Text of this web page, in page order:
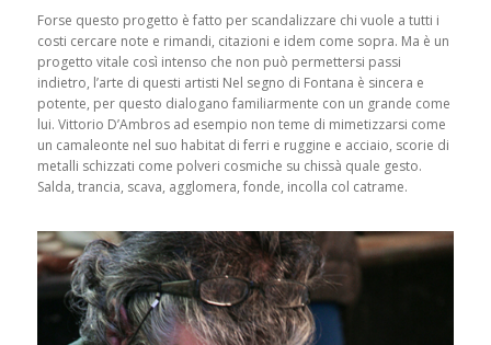
Forse questo progetto è fatto per scandalizzare chi vuole a tutti i
costi cercare note e rimandi, citazioni e idem come sopra. Ma è un
progetto vitale così intenso che non può permettersi passi
indietro, l’arte di questi artisti Nel segno di Fontana è sincera e
potente, per questo dialogano familiarmente con un grande come
lui. Vittorio D’Ambros ad esempio non teme di mimetizzarsi come
un camaleonte nel suo habitat di ferri e ruggine e acciaio, scorie di
metalli schizzati come polveri cosmiche su chissà quale gesto.
Salda, trancia, scava, agglomera, fonde, incolla col catrame.